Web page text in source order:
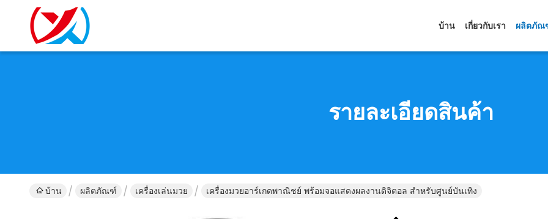
บ้าน เกี่ยวกับเรา ผลิตภัณ
รายละเอียดสินค้า
บ้าน ผลิตภัณฑ์ เครื่องเล่นมวย เครื่องมวยอาร์เกดพาณิชย์ พร้อมจอแสดงผลงานดิจิตอล สําหรับศูนย์บันเทิง